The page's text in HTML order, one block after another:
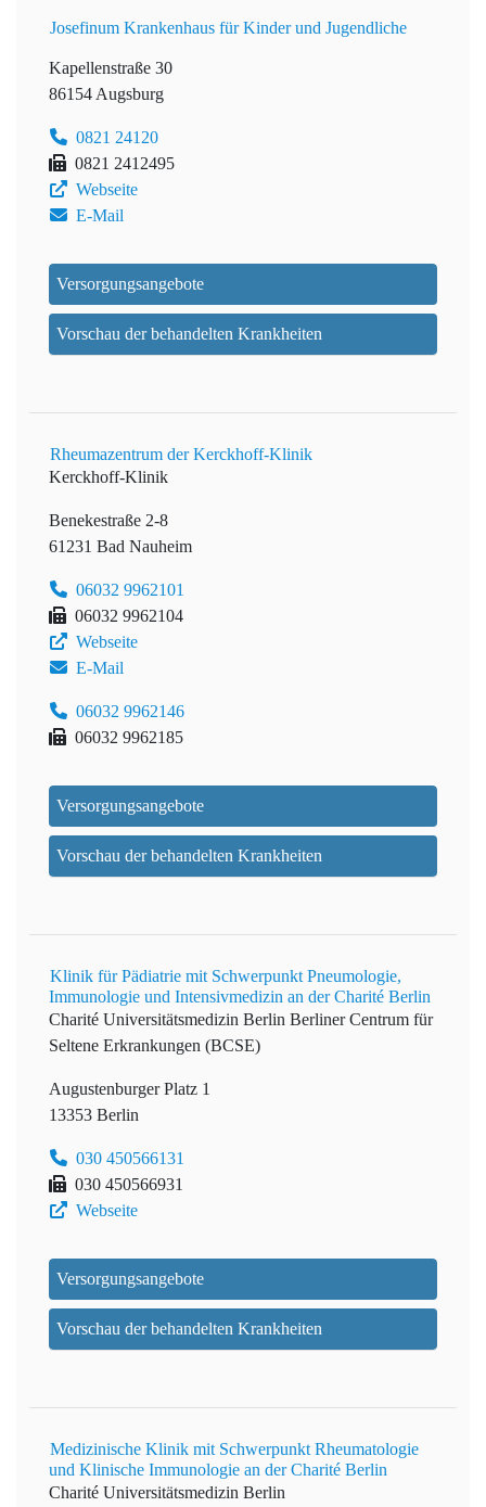
Josefinum Krankenhaus für Kinder und Jugendliche
Kapellenstraße 30
86154 Augsburg
0821 24120
0821 2412495
Webseite
E-Mail
Versorgungsangebote
Vorschau der behandelten Krankheiten
Rheumazentrum der Kerckhoff-Klinik
Kerckhoff-Klinik
Benekestraße 2-8
61231 Bad Nauheim
06032 9962101
06032 9962104
Webseite
E-Mail
06032 9962146
06032 9962185
Versorgungsangebote
Vorschau der behandelten Krankheiten
Klinik für Pädiatrie mit Schwerpunkt Pneumologie,
Immunologie und Intensivmedizin an der Charité Berlin
Charité Universitätsmedizin Berlin Berliner Centrum für
Seltene Erkrankungen (BCSE)
Augustenburger Platz 1
13353 Berlin
030 450566131
030 450566931
Webseite
Versorgungsangebote
Vorschau der behandelten Krankheiten
Medizinische Klinik mit Schwerpunkt Rheumatologie
und Klinische Immunologie an der Charité Berlin
Charité Universitätsmedizin Berlin